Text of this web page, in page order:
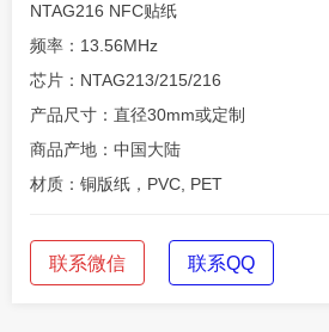
NTAG216 NFC贴纸
频率：13.56MHz
芯片：NTAG213/215/216
产品尺寸：直径30mm或定制
商品产地：中国大陆
材质：铜版纸，PVC, PET
联系微信 联系QQ